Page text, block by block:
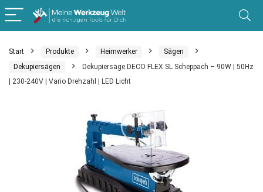
Start Produkte Heimwerker
Sägen
Dekupiersägen
Dekupiersäge DECO FLEX SL Scheppach – 90W | 50Hz
| 230-240V | Vario Drehzahl | LED Licht